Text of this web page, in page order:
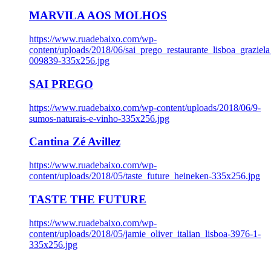
MARVILA AOS MOLHOS
https://www.ruadebaixo.com/wp-
content/uploads/2018/06/
009839-335x256.jpg
SAI PREGO
https://www.ruadebaixo.com/wp-content/uploads/2018/06/9-
sumos-naturais-e-vinho-335x256.jpg
Cantina Zé Avillez
https://www.ruadebaixo.com/wp-
content/uploads/2018/05/taste_future_heineken-335x256.jpg
TASTE THE FUTURE
https://www.ruadebaixo.com/wp-
content/uploads/2018/05/jamie_oliver_italian_lisboa-3976-1-
335x256.jpg